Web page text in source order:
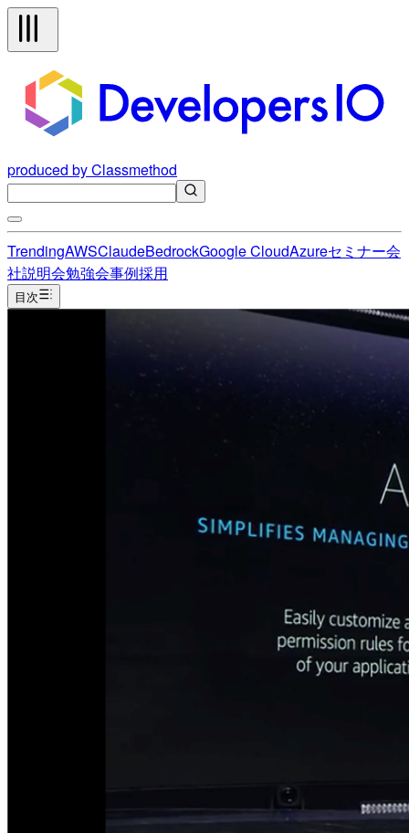
produced by Classmethod
TrendingAWSClaudeBedrockGoogle CloudAzureセミナー会
社説明会勉強会事例採用
目次